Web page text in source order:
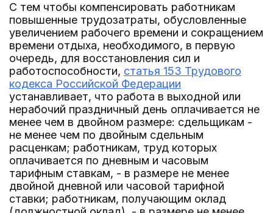
С тем чтобы компенсировать работникам
повышенные трудозатраты, обусловленные
увеличением рабочего времени и сокращением
времени отдыха, необходимого, в первую
очередь, для восстановления сил и
работоспособности, статья 153 Трудового
кодекса Российской Федерации
устанавливает, что работа в выходной или
нерабочий праздничный день оплачивается не
менее чем в двойном размере: сдельщикам -
не менее чем по двойным сдельным
расценкам; работникам, труд которых
оплачивается по дневным и часовым
тарифным ставкам, - в размере не менее
двойной дневной или часовой тарифной
ставки; работникам, получающим оклад